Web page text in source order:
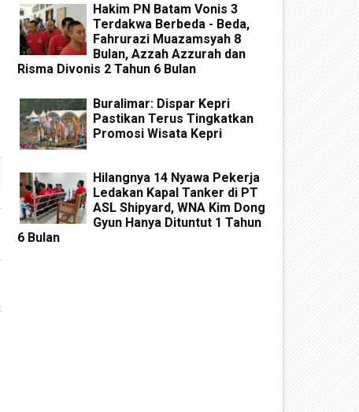
Hakim PN Batam Vonis 3
Terdakwa Berbeda - Beda,
Fahrurazi Muazamsyah 8
Bulan, Azzah Azzurah dan
Risma Divonis 2 Tahun 6 Bulan
Buralimar: Dispar Kepri
Pastikan Terus Tingkatkan
Promosi Wisata Kepri
Hilangnya 14 Nyawa Pekerja
Ledakan Kapal Tanker di PT
ASL Shipyard, WNA Kim Dong
Gyun Hanya Dituntut 1 Tahun
6 Bulan